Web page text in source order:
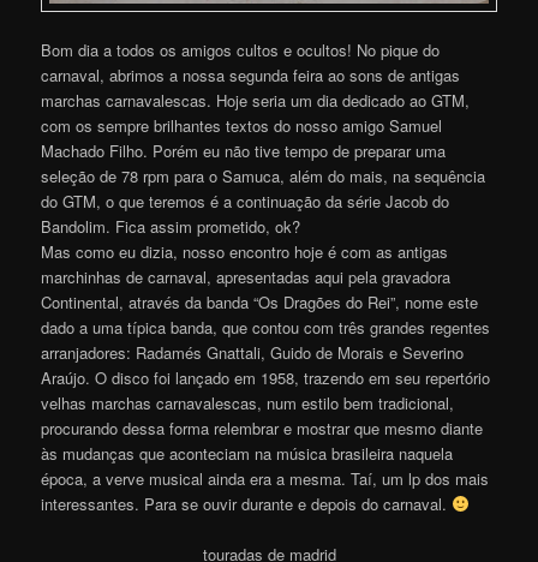
Bom dia a todos os amigos cultos e ocultos! No pique do
carnaval, abrimos a nossa segunda feira ao sons de antigas
marchas carnavalescas. Hoje seria um dia dedicado ao GTM,
com os sempre brilhantes textos do nosso amigo Samuel
Machado Filho. Porém eu não tive tempo de preparar uma
seleção de 78 rpm para o Samuca, além do mais, na sequência
do GTM, o que teremos é a continuação da série Jacob do
Bandolim. Fica assim prometido, ok?
Mas como eu dizia, nosso encontro hoje é com as antigas
marchinhas de carnaval, apresentadas aqui pela gravadora
Continental, através da banda “Os Dragões do Rei”, nome este
dado a uma típica banda, que contou com três grandes regentes
arranjadores: Radamés Gnattali, Guido de Morais e Severino
Araújo. O disco foi lançado em 1958, trazendo em seu repertório
velhas marchas carnavalescas, num estilo bem tradicional,
procurando dessa forma relembrar e mostrar que mesmo diante
às mudanças que aconteciam na música brasileira naquela
época, a verve musical ainda era a mesma. Taí, um lp dos mais
interessantes. Para se ouvir durante e depois do carnaval.
touradas de madrid